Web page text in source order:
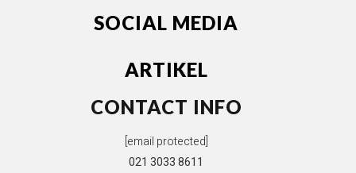
SOCIAL MEDIA
ARTIKEL
CONTACT INFO
[email protected]
021 3033 8611